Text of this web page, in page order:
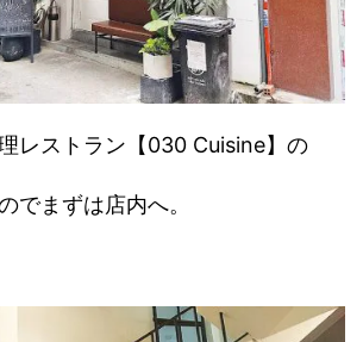
レストラン【030 Cuisine】の
でまずは店内へ。